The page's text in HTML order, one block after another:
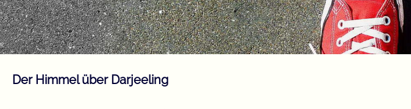
Der Himmel über Darjeeling